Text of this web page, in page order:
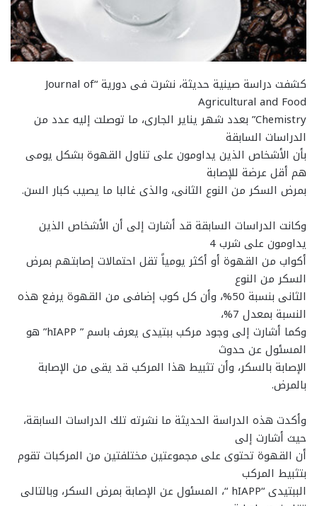
كشفت دراسة صينية حديثة، نشرت فى دورية “Journal of
Agricultural and Food
Chemistry” بعدد شهر يناير الجارى، ما توصلت إليه عدد من
الدراسات السابقة
بأن الأشخاص الذين يداومون على تناول القهوة بشكل يومى
هم أقل عرضة للإصابة
بمرض السكر من النوع الثانى، والذى غالبا ما يصيب كبار السن.
وكانت الدراسات السابقة قد أشارت إلى أن الأشخاص الذين
يداومون على شرب 4
أكواب من القهوة أو أكثر يومياً تقل احتمالات إصابتهم بمرض
السكر من النوع
الثانى بنسبة 50%، وأن كل كوب إضافى من القهوة يرفع هذه
النسبة بمعدل 7%،
وكما أشارت إلى وجود مركب ببتيدى يعرف باسم ” hIAPP” هو
المسئول عن حدوث
الإصابة بالسكر، وأن تثبيط هذا المركب قد يقى من الإصابة
بالمرض.
وأكدت هذه الدراسة الحديثة ما نشرته تلك الدراسات السابقة،
حيث أشارت إلى
أن القهوة تحتوى على مجموعتين مختلفتين من المركبات تقوم
بتثبيط المركب
الببتيدى “hIAPP “، المسئول عن الإصابة بمرض السكر، وبالتالى